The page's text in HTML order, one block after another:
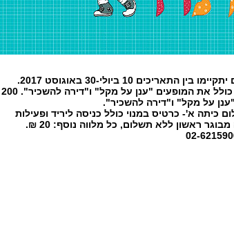
אירועי הילדים בבית אבי חי בירושלים יתקיימו בין התאריכים 10 ביולי-30 באוגוסט 2017.
מחיר: 150 ₪ ל- 5 אירועי ילדים - לא כולל את המופעים "ענן על מקל" ו"דירה להשכיר". 200
31/8. באירועי שלום כיתה א'- כרטיס במנוי כולל כניסה ליריד ופעילות
אחת בתשלום. בכל האירועים: מלווה מבוגר ראשון ללא תשלום, כל מלווה נוסף: 20 ₪.
02-